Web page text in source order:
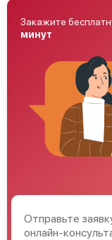
Отправьте
онлайн-
Закажите
минут